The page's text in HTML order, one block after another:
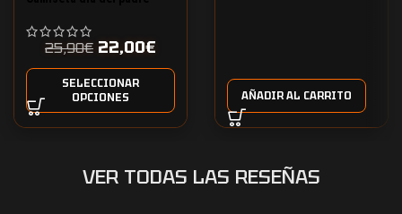
25,90€ 22,00€
SELECCIONAR
OPCIONES
AÑADIR AL CARRITO
VER TODAS LAS RESEÑAS